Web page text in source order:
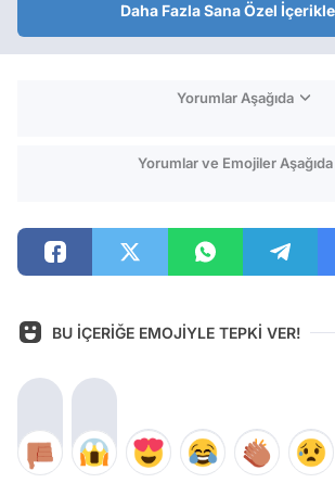
Daha Fazla Sana Özel
Yorumlar Aşağıda
Yorumlar ve Emojiler Aşağıda
BU İÇERİĞE EMOJİYLE TEPKİ VER!